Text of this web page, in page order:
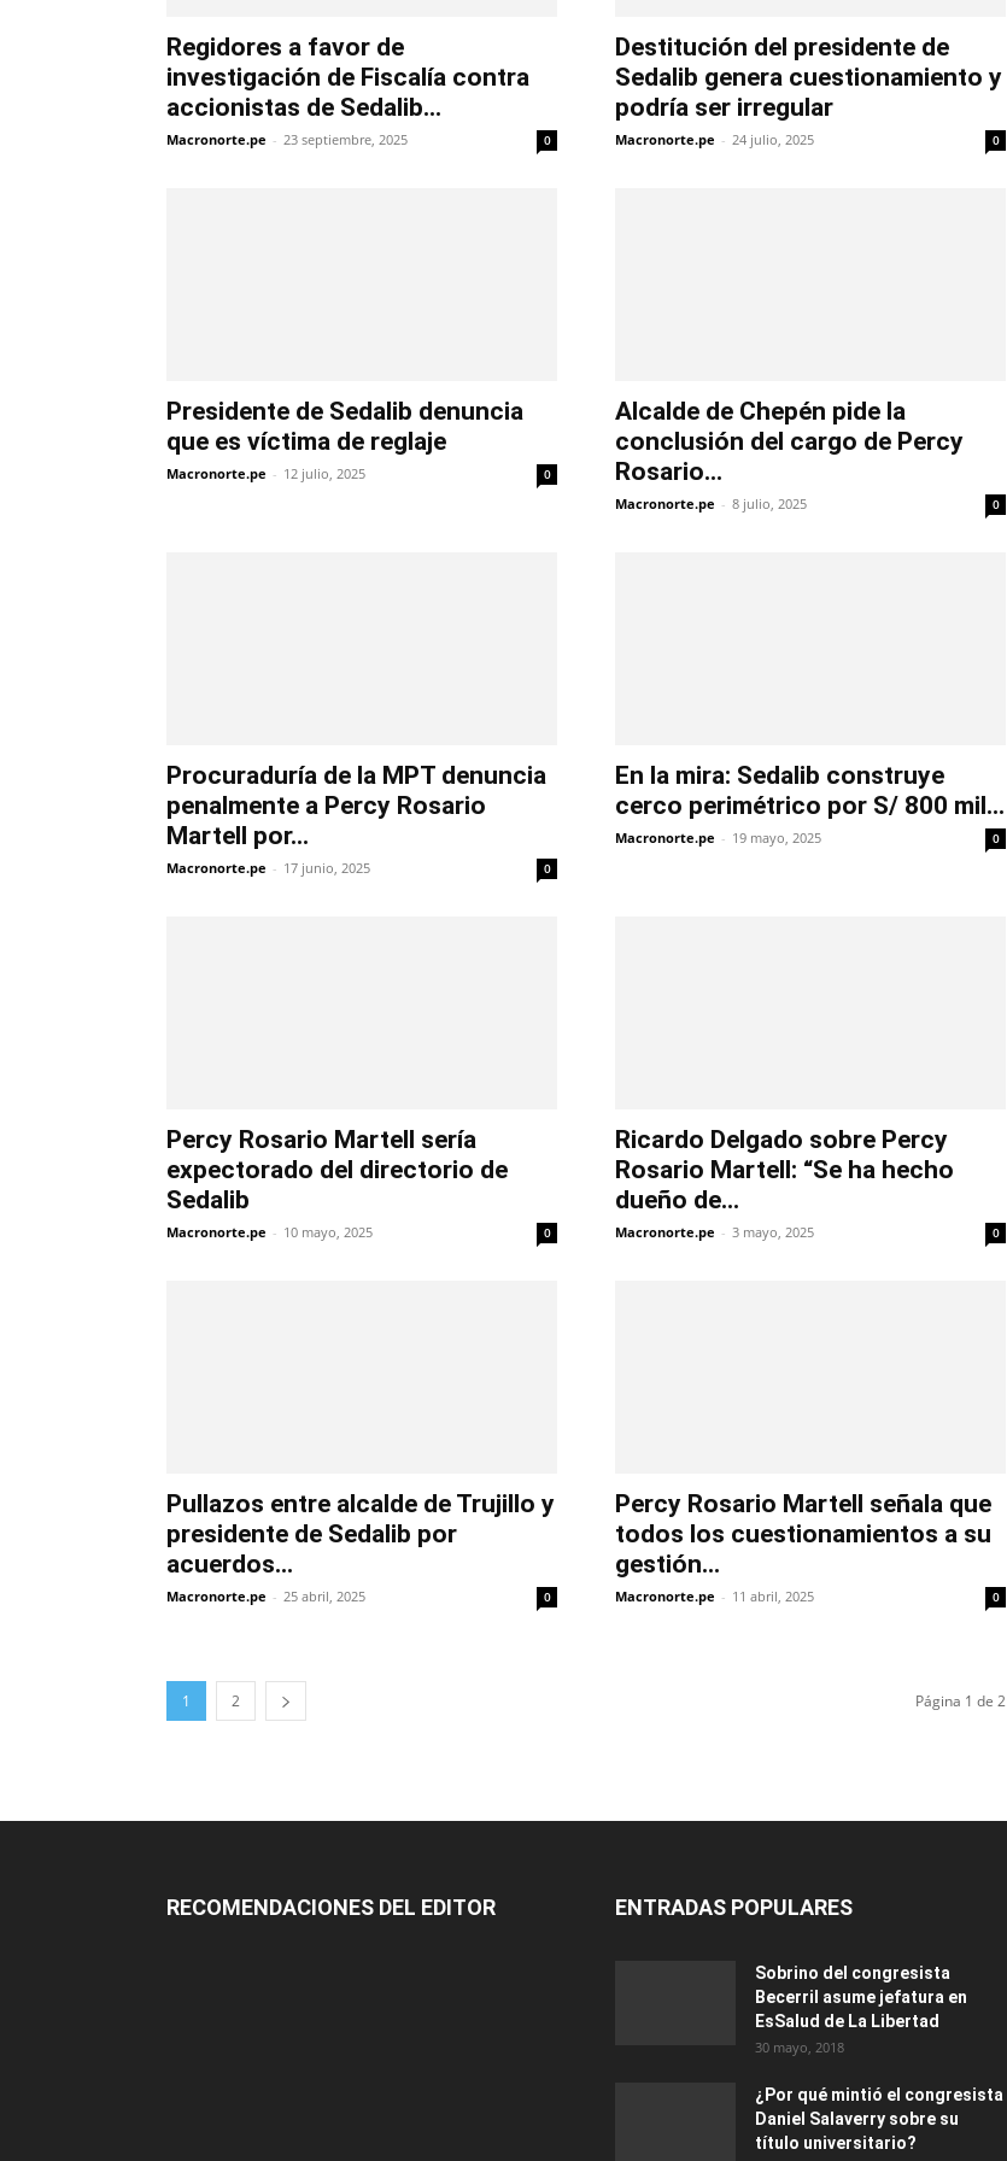
Regidores a favor de
investigación de Fiscalía contra
accionistas de Sedalib...
Macronorte.pe - 23 septiembre, 2025 0
Destitución del presidente de
Sedalib genera cuestionamiento y
podría ser irregular
Macronorte.pe - 24 julio, 2025 0
Presidente de Sedalib denuncia
que es víctima de reglaje
Macronorte.pe - 12 julio, 2025 0
Alcalde de Chepén pide la
conclusión del cargo de Percy
Rosario...
Macronorte.pe - 8 julio, 2025 0
Procuraduría de la MPT denuncia
penalmente a Percy Rosario
Martell por...
Macronorte.pe - 17 junio, 2025 0
En la mira: Sedalib construye
cerco perimétrico por S/ 800 mil...
Macronorte.pe - 19 mayo, 2025 0
Percy Rosario Martell sería
expectorado del directorio de
Sedalib
Macronorte.pe - 10 mayo, 2025 0
Ricardo Delgado sobre Percy
Rosario Martell: “Se ha hecho
dueño de...
Macronorte.pe - 3 mayo, 2025 0
Pullazos entre alcalde de Trujillo y
presidente de Sedalib por
acuerdos...
Macronorte.pe - 25 abril, 2025 0
Percy Rosario Martell señala que
todos los cuestionamientos a su
gestión...
Macronorte.pe - 11 abril, 2025 0
1 2 Página 1 de 2
RECOMENDACIONES DEL EDITOR ENTRADAS POPULARES
Sobrino del congresista
Becerril asume jefatura en
EsSalud de La Libertad
30 mayo, 2018
¿Por qué mintió el congresista
Daniel Salaverry sobre su
título universitario?